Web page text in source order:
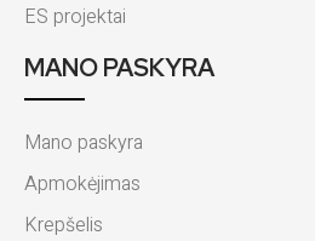
ES projektai
MANO PASKYRA
Mano paskyra
Apmokėjimas
Krepšelis